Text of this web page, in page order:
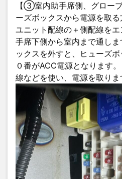
【③室内助手席側、グロー
ーズボックスから電源を取る
ユニット配線の＋側配線を
手席下側から室内まで通し
ックスを外すと、ヒューズ
０番がACC電源となります
線などを使い、電源を取りま